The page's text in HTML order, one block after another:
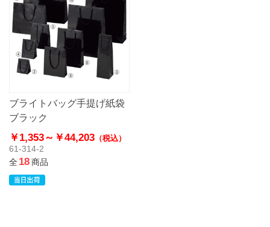
ブライトバッグ手提げ紙袋
ブラック
￥1,353～ ￥44,203 （税込）
61-314-2
全18商品